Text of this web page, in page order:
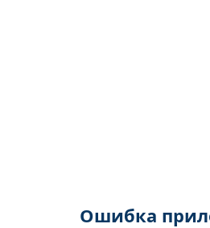
Ошибка